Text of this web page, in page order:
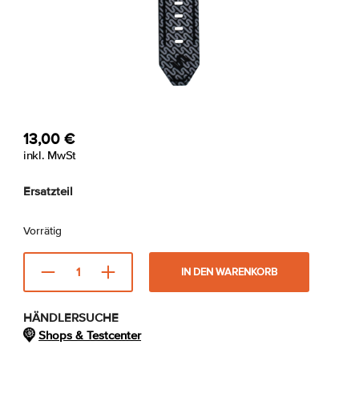
13,00€
inkl. MwSt
Ersatzteil
Vorrätig
IN DEN WARENKORB
HÄNDLERSUCHE
Shops & Testcenter